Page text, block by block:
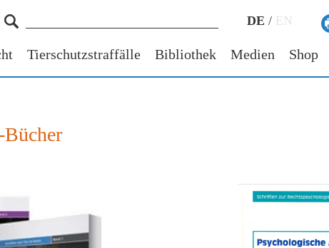
DE / EN
Tierschutzstraffälle Bibliothek Medien Shop